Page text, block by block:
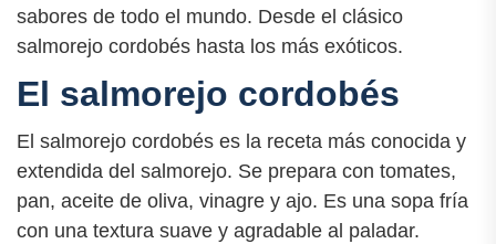
sabores de todo el mundo. Desde el clásico
salmorejo cordobés hasta los más exóticos.
El salmorejo cordobés
El salmorejo cordobés es la receta más conocida y
extendida del salmorejo. Se prepara con tomates,
pan, aceite de oliva, vinagre y ajo. Es una sopa fría
con una textura suave y agradable al paladar.